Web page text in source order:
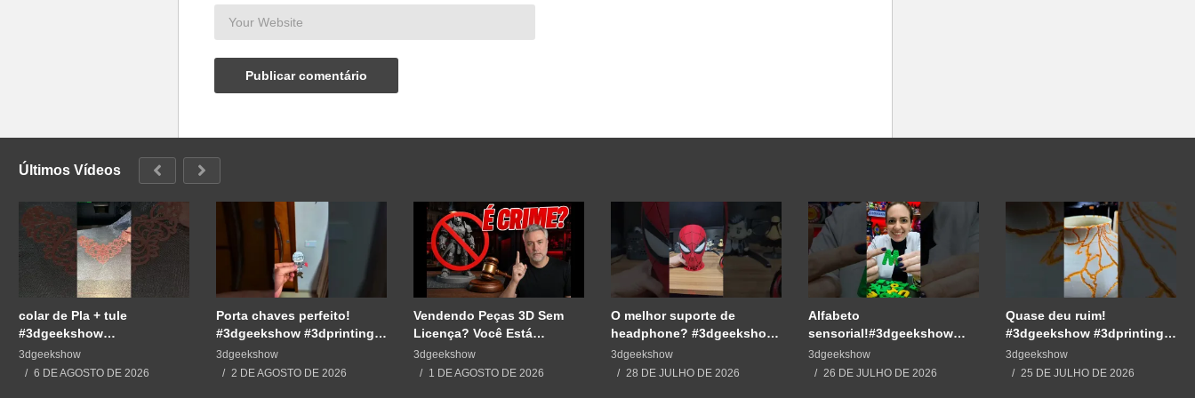
Últimos Vídeos
colar de Pla + tule
#3dgeekshow
#impressão3d #3dprint
#3dprinting #impresion3d
3dgeekshow
6 DE AGOSTO DE 2026
Porta chaves perfeito!
#3dgeekshow #3dprinting
#3dprint #impressão3d
#impresion3d
3dgeekshow
2 DE AGOSTO DE 2026
Vendendo Peças 3D Sem
Licença? Você Está
Cometendo um Erro GRAVE
3dgeekshow
1 DE AGOSTO DE 2026
O melhor suporte de
headphone? #3dgeekshow
#impressão3d #3dprinting
#3dprint #spiderman
3dgeekshow
28 DE JULHO DE 2026
Alfabeto
sensorial!#3dgeekshow
#3dprinting #3dprint
#impressão3d #educação
3dgeekshow
26 DE JULHO DE 2026
Quase deu ruim!
#3dgeekshow #3dprinting
#3dprint #impressão3d
#decoration #maker
3dgeekshow
25 DE JULHO DE 2026